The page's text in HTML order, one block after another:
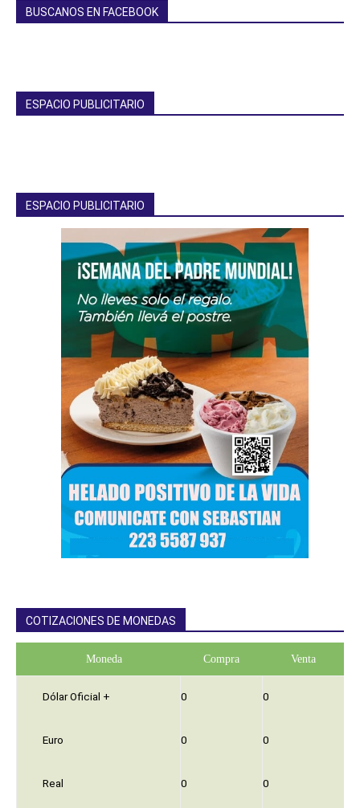
BUSCANOS EN FACEBOOK
ESPACIO PUBLICITARIO
ESPACIO PUBLICITARIO
COTIZACIONES DE MONEDAS
Moneda Compra Venta
Dólar Oficial + 0 0
Euro 0 0
Real 0 0